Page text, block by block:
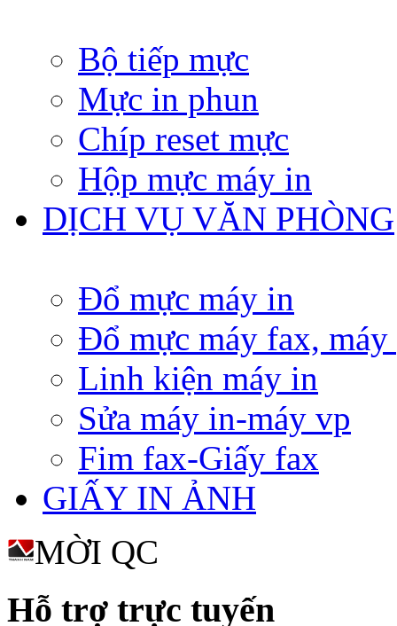
Bộ tiếp mực
Mực in phun
Chíp reset mực
Hộp mực máy in
DỊCH VỤ VĂN PHÒNG
Đổ mực máy in
Đổ mực máy fax, máy
Linh kiện máy in
Sửa máy in-máy vp
Fim fax-Giấy fax
GIẤY IN ẢNH
MỜI QC
Hỗ trợ trực tuyến